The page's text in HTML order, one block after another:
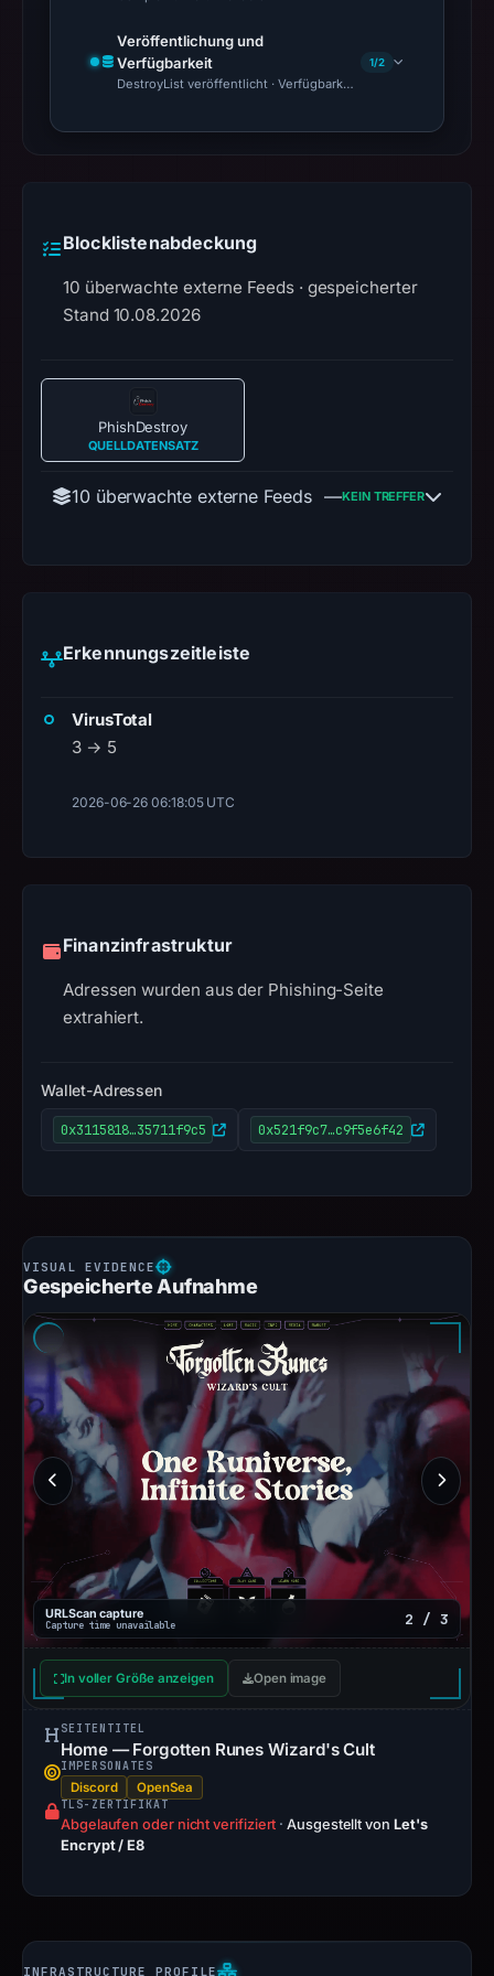
Veröffentlichung und
Verfügbarkeit
DestroyList veröffentlicht · Verfügbarkeit nicht bestätigt
1/2
Blocklistenabdeckung
10 überwachte externe Feeds · gespeicherter
Stand 10.08.2026
PhishDestroy
QUELLDATENSATZ
10 überwachte externe Feeds —KEIN TREFFER
Erkennungszeitleiste
VirusTotal
3 → 5
2026-06-26 06:18:05 UTC
Finanzinfrastruktur
Adressen wurden aus der Phishing-Seite
extrahiert.
Wallet-Adressen
0x3115818…35711f9c5 0x521f9c7…c9f5e6f42
Gespeicherte Aufnahme
URLScan capture
Capture time unavailable 2 / 3
In voller Größe anzeigen Open image
SEITENTITEL
Home — Forgotten Runes Wizard's Cult
IMPERSONATES
Discord OpenSea
TLS-ZERTIFIKAT
Abgelaufen oder nicht verifiziert · Ausgestellt von Let's
Encrypt / E8